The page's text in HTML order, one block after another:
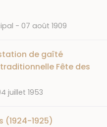
DATE
07 août 1909
de gaîté
Fête des
juillet 1953
(1924-1925)